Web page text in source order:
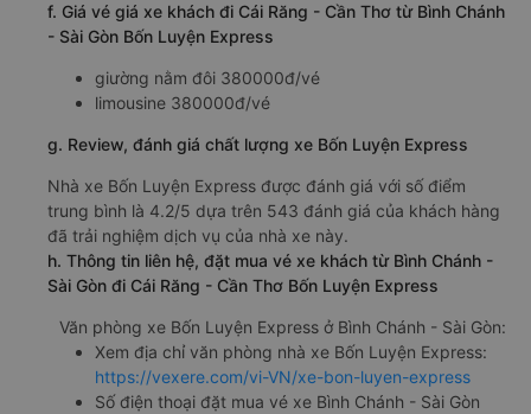
f. Giá vé giá xe khách đi Cái Răng - Cần Thơ từ Bình Chánh
- Sài Gòn Bốn Luyện Express
giường nằm đôi 380000đ/vé
limousine 380000đ/vé
g. Review, đánh giá chất lượng xe Bốn Luyện Express
Nhà xe Bốn Luyện Express được đánh giá với số điểm
trung bình là 4.2/5 dựa trên 543 đánh giá của khách hàng
đã trải nghiệm dịch vụ của nhà xe này.
h. Thông tin liên hệ, đặt mua vé xe khách từ Bình Chánh -
Sài Gòn đi Cái Răng - Cần Thơ Bốn Luyện Express
Văn phòng xe Bốn Luyện Express ở Bình Chánh - Sài Gòn:
Xem địa chỉ văn phòng nhà xe Bốn Luyện Express:
https://vexere.com/vi-VN/xe-bon-luyen-express
Số điện thoại đặt mua vé xe Bình Chánh - Sài Gòn